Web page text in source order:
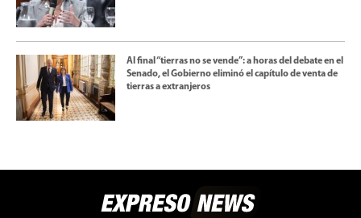
Al final “tierras no se vende”: a horas del debate en el
Senado, el Gobierno eliminó el capítulo de venta de
tierras a extranjeros